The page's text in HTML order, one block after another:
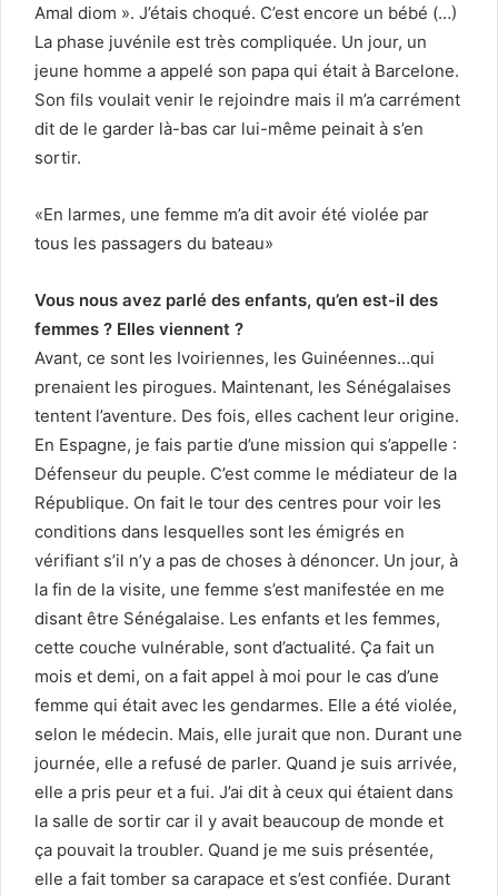
Amal diom ». J’étais choqué. C’est encore un bébé (…)
La phase juvénile est très compliquée. Un jour, un
jeune homme a appelé son papa qui était à Barcelone.
Son fils voulait venir le rejoindre mais il m’a carrément
dit de le garder là-bas car lui-même peinait à s’en
sortir.
«En larmes, une femme m’a dit avoir été violée par
tous les passagers du bateau»
Vous nous avez parlé des enfants, qu’en est-il des
femmes ? Elles viennent ?
Avant, ce sont les Ivoiriennes, les Guinéennes…qui
prenaient les pirogues. Maintenant, les Sénégalaises
tentent l’aventure. Des fois, elles cachent leur origine.
En Espagne, je fais partie d’une mission qui s’appelle :
Défenseur du peuple. C’est comme le médiateur de la
République. On fait le tour des centres pour voir les
conditions dans lesquelles sont les émigrés en
vérifiant s’il n’y a pas de choses à dénoncer. Un jour, à
la fin de la visite, une femme s’est manifestée en me
disant être Sénégalaise. Les enfants et les femmes,
cette couche vulnérable, sont d’actualité. Ça fait un
mois et demi, on a fait appel à moi pour le cas d’une
femme qui était avec les gendarmes. Elle a été violée,
selon le médecin. Mais, elle jurait que non. Durant une
journée, elle a refusé de parler. Quand je suis arrivée,
elle a pris peur et a fui. J’ai dit à ceux qui étaient dans
la salle de sortir car il y avait beaucoup de monde et
ça pouvait la troubler. Quand je me suis présentée,
elle a fait tomber sa carapace et s’est confiée. Durant